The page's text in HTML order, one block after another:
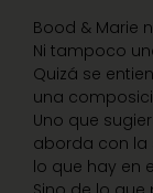
Bood & Marie
Ni tampoco
Quizá se
una
Uno que
aborda con
lo que hay en